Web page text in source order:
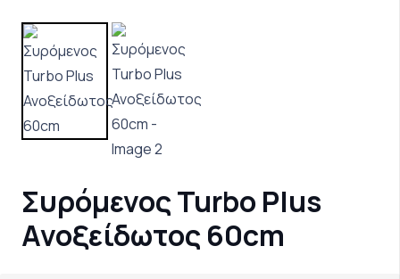
Συρόμενος Turbo Plus
Ανοξείδωτος 60cm